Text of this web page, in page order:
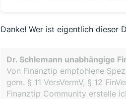
Danke! Wer ist eigentlich dieser
Dr. Schlemann unabhängige
Von Finanztip empfohlene
gem. § 11 VersVermV, § 12
Finanztip Community erstelle